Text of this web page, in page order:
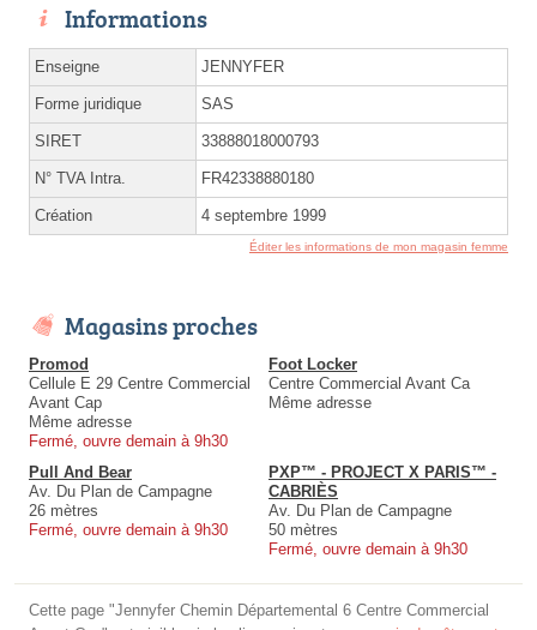
Informations
Enseigne JENNYFER
Forme juridique SAS
SIRET 33888018000793
N° TVA Intra. FR42338880180
Création 4 septembre 1999
Éditer les informations de mon magasin femme
Magasins proches
Promod
Cellule E 29 Centre Commercial
Avant Cap
Même adresse
Fermé, ouvre demain à 9h30
Foot Locker
Centre Commercial Avant Ca
Même adresse
Pull And Bear
Av. Du Plan de Campagne
26 mètres
Fermé, ouvre demain à 9h30
PXP™ - PROJECT X PARIS™ -
CABRIÈS
Av. Du Plan de Campagne
50 mètres
Fermé, ouvre demain à 9h30
Cette page "Jennyfer Chemin Départemental 6 Centre Commercial